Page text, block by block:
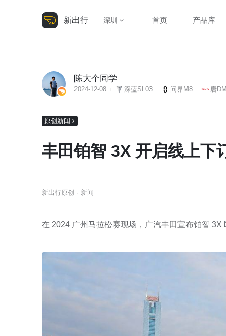
新出行 深圳 首页 产品库
陈大个同学
2024-12-08 深蓝SL03 问界M8 唐DM
原创新闻
丰田铂智 3X 开启线上下
新出行原创 · 新闻
在 2024 广州马拉松赛现场，广汽丰田宣布铂智 3X